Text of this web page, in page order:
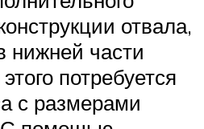
отвала,
нижней части
потребуется
с размерами